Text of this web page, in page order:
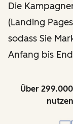
Die
(Landing
sodass Sie
Anfang bis
Über